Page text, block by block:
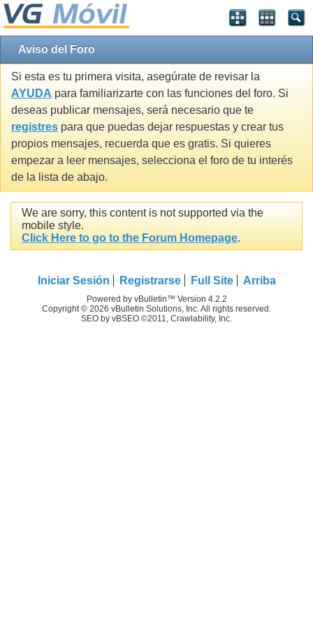
Aviso del Foro
Si esta es tu primera visita, asegúrate de revisar la
AYUDA para familiarizarte con las funciones del foro. Si
deseas publicar mensajes, será necesario que te
registres para que puedas dejar respuestas y crear tus
propios mensajes, recuerda que es gratis. Si quieres
empezar a leer mensajes, selecciona el foro de tu interés
de la lista de abajo.
We are sorry, this content is not supported via the
mobile style.
Click Here to go to the Forum Homepage.
Iniciar Sesión Registrarse Full Site Arriba
Powered by vBulletin™ Version 4.2.2
Copyright © 2026 vBulletin Solutions, Inc. All rights reserved.
SEO by vBSEO ©2011, Crawlability, Inc.